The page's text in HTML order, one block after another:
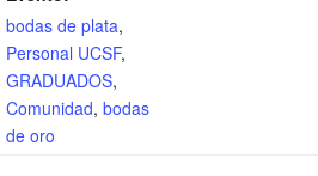
bodas de plata,
Personal UCSF,
GRADUADOS,
Comunidad, bodas
de oro